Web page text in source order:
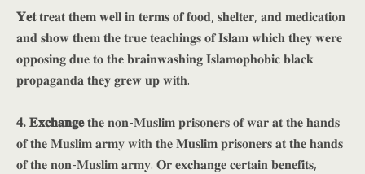
𝐘𝐞𝐭𝐭𝐫𝐞𝐚𝐭 𝐭𝐡𝐞𝐦 𝐰𝐞𝐥𝐥 𝐢𝐧 𝐭𝐞𝐫𝐦𝐬 𝐨𝐟 𝐟𝐨𝐨𝐝, 𝐬𝐡𝐞𝐥𝐭𝐞𝐫, 𝐚𝐧𝐝 𝐦𝐞𝐝𝐢𝐜𝐚𝐭𝐢𝐨𝐧
𝐚𝐧𝐝 𝐬𝐡𝐨𝐰 𝐭𝐡𝐞𝐦 𝐭𝐡𝐞 𝐭𝐫𝐮𝐞 𝐭𝐞𝐚𝐜𝐡𝐢𝐧𝐠𝐬 𝐨𝐟 𝐈𝐬𝐥𝐚𝐦 𝐰𝐡𝐢𝐜𝐡 𝐭𝐡𝐞𝐲 𝐰𝐞𝐫𝐞
𝐨𝐩𝐩𝐨𝐬𝐢𝐧𝐠 𝐝𝐮𝐞 𝐭𝐨 𝐭𝐡𝐞 𝐛𝐫𝐚𝐢𝐧𝐰𝐚𝐬𝐡𝐢𝐧𝐠 𝐈𝐬𝐥𝐚𝐦𝐨𝐩𝐡𝐨𝐛𝐢𝐜 𝐛𝐥𝐚𝐜𝐤
𝐩𝐫𝐨𝐩𝐚𝐠𝐚𝐧𝐝𝐚 𝐭𝐡𝐞𝐲 𝐠𝐫𝐞𝐰 𝐮𝐩 𝐰𝐢𝐭𝐡.
𝟒.𝐄𝐱𝐜𝐡𝐚𝐧𝐠𝐞𝐭𝐡𝐞 𝐧𝐨𝐧-𝐌𝐮𝐬𝐥𝐢𝐦 𝐩𝐫𝐢𝐬𝐨𝐧𝐞𝐫𝐬 𝐨𝐟 𝐰𝐚𝐫 𝐚𝐭 𝐭𝐡𝐞 𝐡𝐚𝐧𝐝𝐬
𝐨𝐟 𝐭𝐡𝐞 𝐌𝐮𝐬𝐥𝐢𝐦 𝐚𝐫𝐦𝐲 𝐰𝐢𝐭𝐡 𝐭𝐡𝐞 𝐌𝐮𝐬𝐥𝐢𝐦 𝐩𝐫𝐢𝐬𝐨𝐧𝐞𝐫𝐬 𝐚𝐭 𝐭𝐡𝐞 𝐡𝐚𝐧𝐝𝐬
𝐨𝐟 𝐭𝐡𝐞 𝐧𝐨𝐧-𝐌𝐮𝐬𝐥𝐢𝐦 𝐚𝐫𝐦𝐲. 𝐎𝐫 𝐞𝐱𝐜𝐡𝐚𝐧𝐠𝐞 𝐜𝐞𝐫𝐭𝐚𝐢𝐧 𝐛𝐞𝐧𝐞𝐟𝐢𝐭𝐬,